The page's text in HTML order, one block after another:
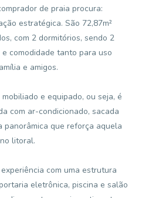
de praia procura:
estratégica. São 72,87m²
com 2 dormitórios, sendo 2
comodidade tanto para uso
e amigos.
e equipado, ou seja, é
com ar-condicionado, sacada
panorâmica que reforça aquela
litoral.
com uma estrutura
eletrônica, piscina e salão